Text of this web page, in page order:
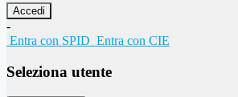
-
Entra con SPID Entra con CIE
Seleziona utente